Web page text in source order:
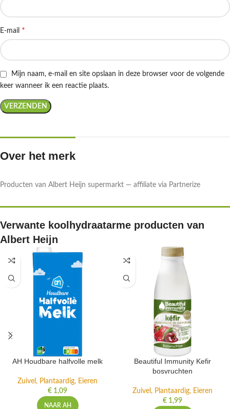
E-mail *
Mijn naam, e-mail en site opslaan in deze browser voor de volgende
keer wanneer ik een reactie plaats.
Over het merk
Producten van Albert Heijn supermarkt — affiliate via Partnerize
Verwante koolhydraatarme producten van
Albert Heijn
AH Houdbare halfvolle melk
Zuivel, Plantaardig, Eieren
€ 1,09
NAAR AH
Beautiful Immunity Kefir
bosvruchten
Zuivel, Plantaardig, Eieren
€ 1,99